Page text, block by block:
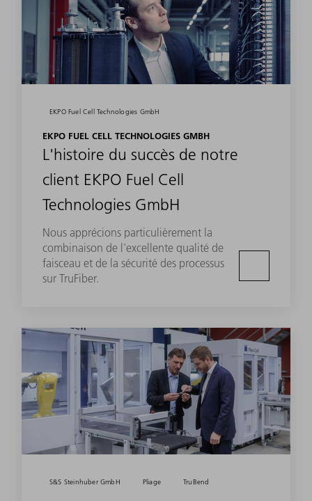
EKPO Fuel Cell Technologies GmbH
EKPO FUEL CELL TECHNOLOGIES GMBH
L'histoire du succès de notre
client EKPO Fuel Cell
Technologies GmbH
Nous apprécions particulièrement la
combinaison de l'excellente qualité de
faisceau et de la sécurité des processus
sur TruFiber.
S&S Steinhuber GmbH Pliage TruBend